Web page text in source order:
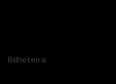
Bilheteira